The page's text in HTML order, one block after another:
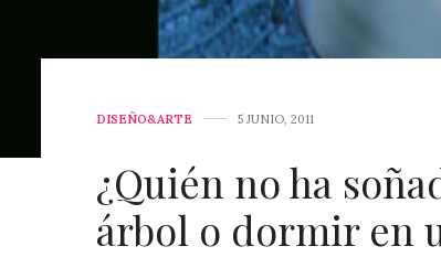
DISEÑO&ARTE 5 JUNIO, 2011
¿Quién no ha
árbol o dormir en